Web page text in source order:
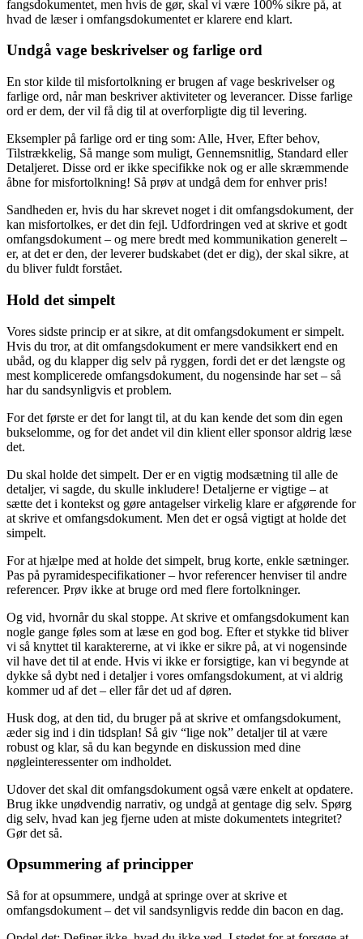
fangsdokumentet, men hvis de gør, skal vi være 100% sikre på, at
hvad de læser i omfangsdokumentet er klarere end klart.
Undgå vage beskrivelser og farlige ord
En stor kilde til misfortolkning er brugen af vage beskrivelser og
farlige ord, når man beskriver aktiviteter og leverancer. Disse farlige
ord er dem, der vil få dig til at overforpligte dig til levering.
Eksempler på farlige ord er ting som: Alle, Hver, Efter behov,
Tilstrækkelig, Så mange som muligt, Gennemsnitlig, Standard eller
Detaljeret. Disse ord er ikke specifikke nok og er alle skræmmende
åbne for misfortolkning! Så prøv at undgå dem for enhver pris!
Sandheden er, hvis du har skrevet noget i dit omfangsdokument, der
kan misfortolkes, er det din fejl. Udfordringen ved at skrive et godt
omfangsdokument – og mere bredt med kommunikation generelt –
er, at det er den, der leverer budskabet (det er dig), der skal sikre, at
du bliver fuldt forstået.
Hold det simpelt
Vores sidste princip er at sikre, at dit omfangsdokument er simpelt.
Hvis du tror, at dit omfangsdokument er mere vandsikkert end en
ubåd, og du klapper dig selv på ryggen, fordi det er det længste og
mest komplicerede omfangsdokument, du nogensinde har set – så
har du sandsynligvis et problem.
For det første er det for langt til, at du kan kende det som din egen
bukselomme, og for det andet vil din klient eller sponsor aldrig læse
det.
Du skal holde det simpelt. Der er en vigtig modsætning til alle de
detaljer, vi sagde, du skulle inkludere! Detaljerne er vigtige – at
sætte det i kontekst og gøre antagelser virkelig klare er afgørende for
at skrive et omfangsdokument. Men det er også vigtigt at holde det
simpelt.
For at hjælpe med at holde det simpelt, brug korte, enkle sætninger.
Pas på pyramidespecifikationer – hvor referencer henviser til andre
referencer. Prøv ikke at bruge ord med flere fortolkninger.
Og vid, hvornår du skal stoppe. At skrive et omfangsdokument kan
nogle gange føles som at læse en god bog. Efter et stykke tid bliver
vi så knyttet til karaktererne, at vi ikke er sikre på, at vi nogensinde
vil have det til at ende. Hvis vi ikke er forsigtige, kan vi begynde at
dykke så dybt ned i detaljer i vores omfangsdokument, at vi aldrig
kommer ud af det – eller får det ud af døren.
Husk dog, at den tid, du bruger på at skrive et omfangsdokument,
æder sig ind i din tidsplan! Så giv “lige nok” detaljer til at være
robust og klar, så du kan begynde en diskussion med dine
nøgleinteressenter om indholdet.
Udover det skal dit omfangsdokument også være enkelt at opdatere.
Brug ikke unødvendig narrativ, og undgå at gentage dig selv. Spørg
dig selv, hvad kan jeg fjerne uden at miste dokumentets integritet?
Gør det så.
Opsummering af principper
Så for at opsummere, undgå at springe over at skrive et
omfangsdokument – det vil sandsynligvis redde din bacon en dag.